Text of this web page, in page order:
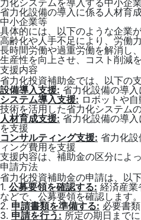
省力化設備の導入に係る人材育
中小企業等
具体的には、以下のような企業
高齢化や人手不足により、労働
長時間労働や過重労働を解消し
生産性を向上させ、コスト削減
支援内容
省力化投資補助金では、以下の
設備導入支援: 省力化設備の導
システム導入支援: ロボットや
技術を活用した省力化システム
人材育成支援: 省力化設備の導
を支援
コンサルティング支援: 省力化
ィング費用を支援
支援内容は、補助金の区分によ
申請方法
省力化投資補助金の申請は、以
1. 公募要領を確認する: 経済産業
などで、公募要領を確認します。
2. 申請書類を準備する: 必要書
3. 申請を行う: 所定の期日まで